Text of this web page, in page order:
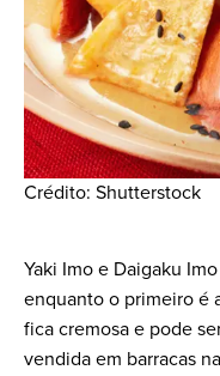
Crédito: Shutterstock
Yaki Imo e Daigaku
enquanto o primeiro é
fica cremosa e pode
vendida em barracas